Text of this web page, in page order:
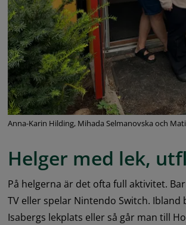
Anna-Karin Hilding, Mihada Selmanovska och
Helger med lek,
På helgerna är det ofta full aktivitet.
TV eller spelar Nintendo Switch.
Isabergs lekplats eller så går man till